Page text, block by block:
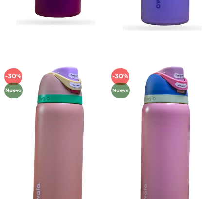
-30%
Nuevo
Añadir
lista de
deseos
-30%
Nuevo
Añadir
lista de
deseos